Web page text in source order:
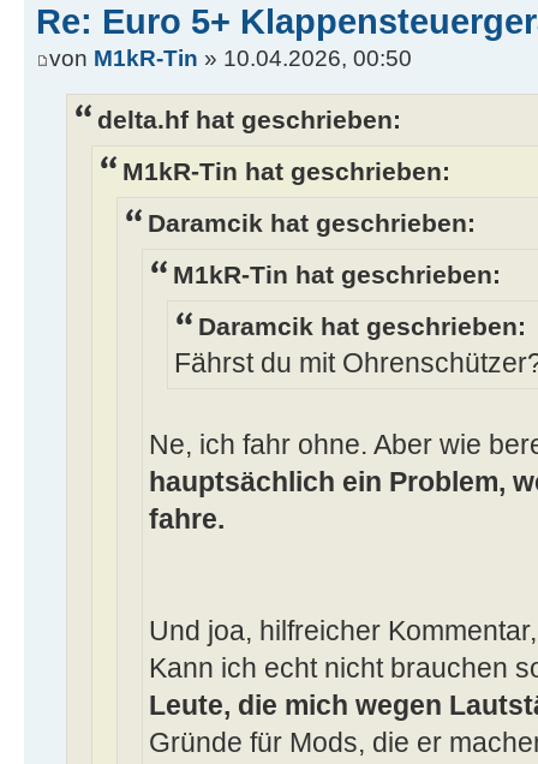
Re: Euro 5+
von M1kR-Tin » 10.04.2026, 00:50
delta.hf hat geschrieben:
M1kR-Tin hat geschrieben:
Daramcik hat geschrieben:
M1kR-Tin hat geschrieben:
Daramcik hat geschrieben:
Fährst du mit
Ne, ich fahr ohne. Aber wie
hauptsächlich ein Problem,
fahre.
Und joa, hilfreicher
Kann ich echt nicht brauchen
Leute, die mich wegen
Gründe für Mods, die er